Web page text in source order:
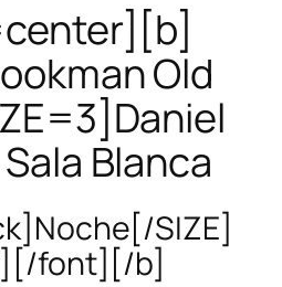
Old
Blanca
SIZE]
font][/b]